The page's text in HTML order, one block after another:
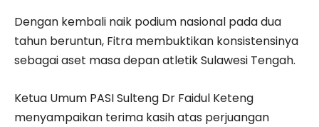
Dengan kembali naik podium nasional pada dua
tahun beruntun, Fitra membuktikan konsistensinya
sebagai aset masa depan atletik Sulawesi Tengah.
Ketua Umum PASI Sulteng Dr Faidul Keteng
menyampaikan terima kasih atas perjuangan